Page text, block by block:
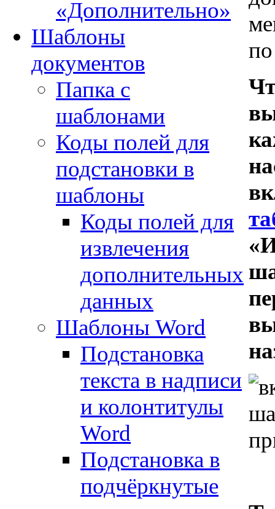
«Дополнительно»
Шаблоны
документов
Папка с
шаблонами
Коды полей для
подстановки в
шаблоны
Коды полей для
извлечения
дополнительных
данных
Шаблоны Word
Подстановка
текста в надписи
и колонтитулы
Word
Подстановка в
подчёркнутые